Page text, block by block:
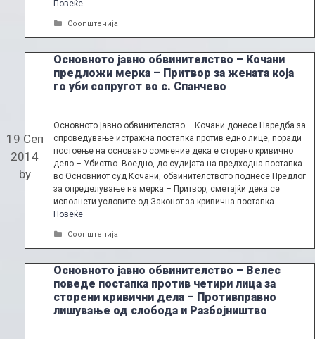
Повеќе
Categories
Соопштенија
Основното јавно обвинителство – Кочани
предложи мерка – Притвор за жената која
го уби сопругот во с. Спанчево
19 Сеп
2014
by
Основното јавно обвинителство – Кочани донесе Наредба за
спроведување истражна постапка против едно лице, поради
постоење на основано сомнение дека е сторено кривично
дело – Убиство. Воедно, до судијата на предходна постапка
во Основниот суд Кочани, обвинителството поднесе Предлог
за определување на мерка – Притвор, сметајќи дека се
исполнети условите од Законот за кривична постапка. …
Повеќе
Categories
Соопштенија
Основното јавно обвинителство – Велес
поведе постапка против четири лица за
сторени кривични дела – Противправно
лишување од слобода и Разбојништво